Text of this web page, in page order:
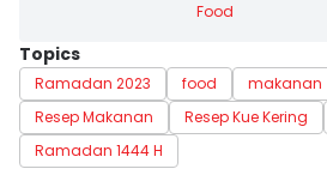
Food
Topics
Ramadan 2023 food makanan
Resep Makanan
Resep Kue Kering
Ramadan 1444 H